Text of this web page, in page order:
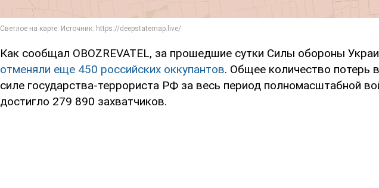
Как сообщал OBOZREVATEL, за прошедшие сутки Силы обороны
отменяли еще 450 российских оккупантов. Общее количество потерь
силе государства-террориста РФ за весь период полномасштабной
достигло 279 890 захватчиков.